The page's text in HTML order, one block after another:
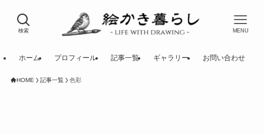
検索 MENU
ホーム プロフィール 記事一覧 ギャラリー お問い合わせ
HOME 記事一覧 色彩